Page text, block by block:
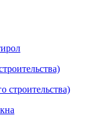
строительства)